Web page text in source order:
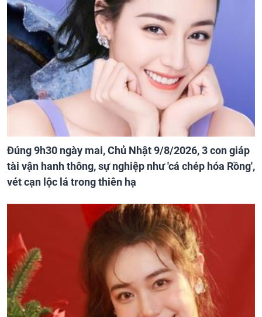
Đúng 9h30 ngày mai, Chủ Nhật 9/8/2026, 3 con giáp
tài vận hanh thông, sự nghiệp như 'cá chép hóa Rồng',
vét cạn lộc lá trong thiên hạ